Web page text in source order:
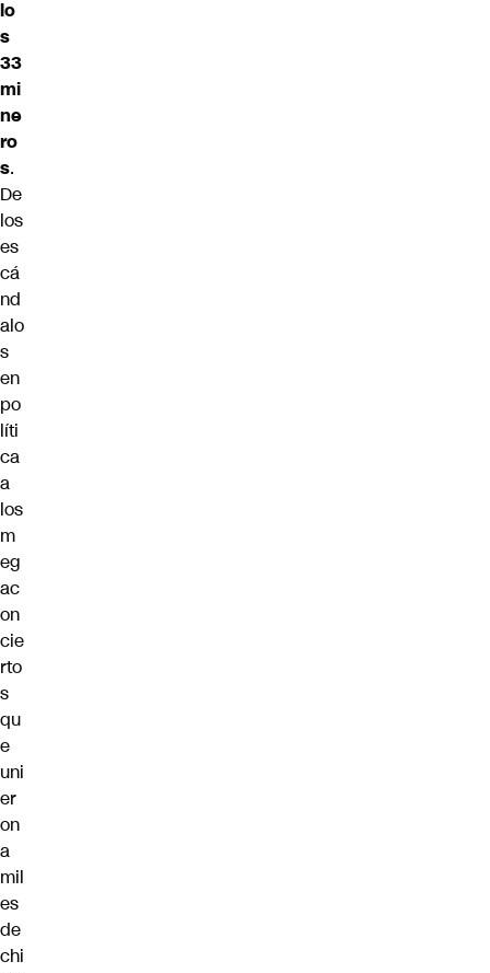
lo
s
33
mi
ne
ro
s.
De
los
es
cá
nd
alo
s
en
po
líti
ca
a
los
m
eg
ac
on
cie
rto
s
qu
e
uni
er
on
a
mil
es
de
chi